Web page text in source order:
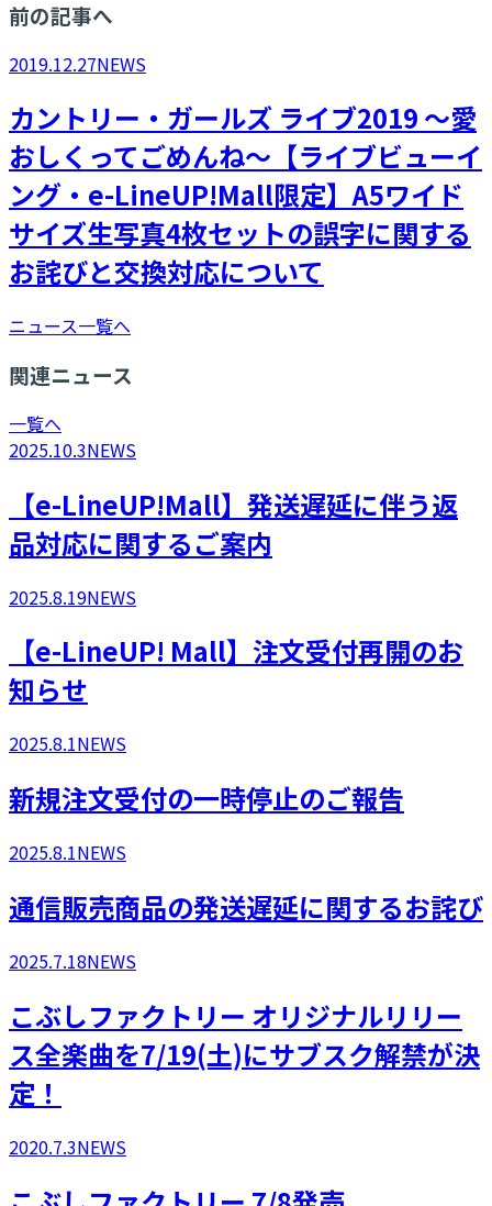
前の記事へ
2019.12.27NEWS
カントリー・ガールズ ライブ2019 ～愛
おしくってごめんね～【ライブビューイ
ング・e-LineUP!Mall限定】A5ワイド
サイズ生写真4枚セットの誤字に関する
お詫びと交換対応について
ニュース一覧へ
関連ニュース
一覧へ
2025.10.3NEWS
【e-LineUP!Mall】発送遅延に伴う返
品対応に関するご案内
2025.8.19NEWS
​【e-LineUP! Mall】注文受付再開のお
知らせ
2025.8.1NEWS
新規注文受付の一時停止のご報告
2025.8.1NEWS
通信販売商品の発送遅延に関するお詫び
2025.7.18NEWS
こぶしファクトリー オリジナルリリー
ス全楽曲を7/19(土)にサブスク解禁が決
定！
2020.7.3NEWS